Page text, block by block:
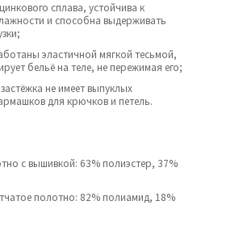
сплава, устойчива к
и способна выдерживать
эластичной мягкой тесьмой,
бельё на теле, не пережимая его;
не имеет выпуклых
для крючков и петель.
с вышивкой: 63% полиэстер, 37%
полотно: 82% полиамид, 18%